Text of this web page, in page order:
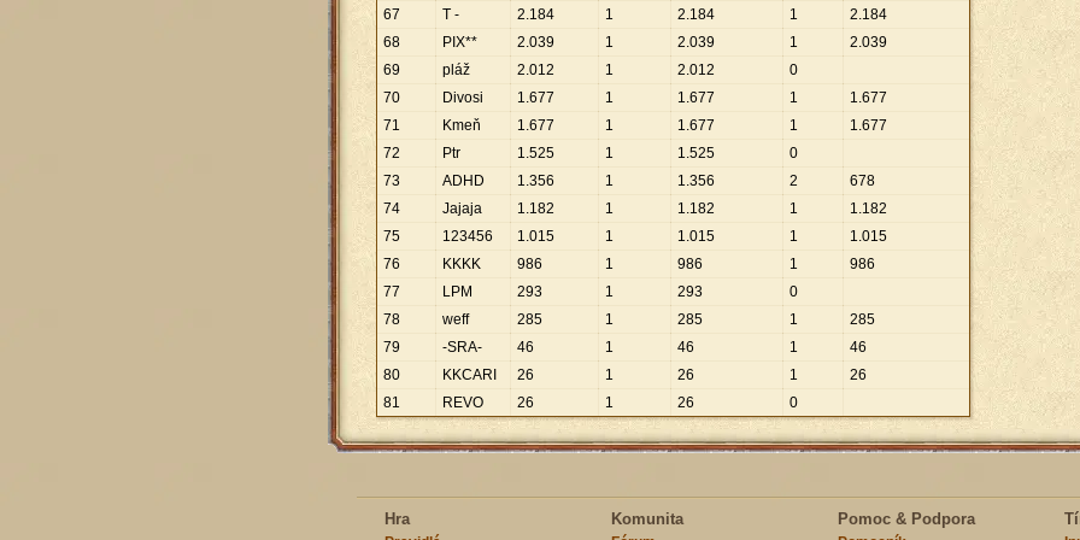
67 T - 2.184 1 2.184 1 2.184
68
PIX** 2.039 1 2.039 1 2.039
69
pláž 2.012 1 2.012
0
70
Divosi 1.677 1 1.677 1 1.677
71
Kmeň 1.677 1 1.677 1 1.677
72
Ptr 1.525 1 1.525
0
73
ADHD 1.356 1 1.356 2
678
74
Jajaja 1.182 1 1.182 1 1.182
75
123456 1.015 1 1.015 1 1.015
76
KKKK 986 1 986 1
986
77
LPM 293 1 293
0
78
weff 285 1 285 1
285
79
-SRA- 46 1 46 1
46
80
KKCARI 26 1 26 1
26
81
REVO 26 1 26 0
Hra Komunita Pomoc & Podpora